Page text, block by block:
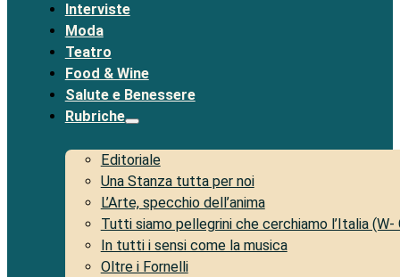
Interviste
Moda
Teatro
Food & Wine
Salute e Benessere
Rubriche
Editoriale
Una Stanza tutta per noi
L’Arte, specchio dell’anima
Tutti siamo pellegrini che cerchiamo l’Italia (W-
In tutti i sensi come la musica
Oltre i Fornelli